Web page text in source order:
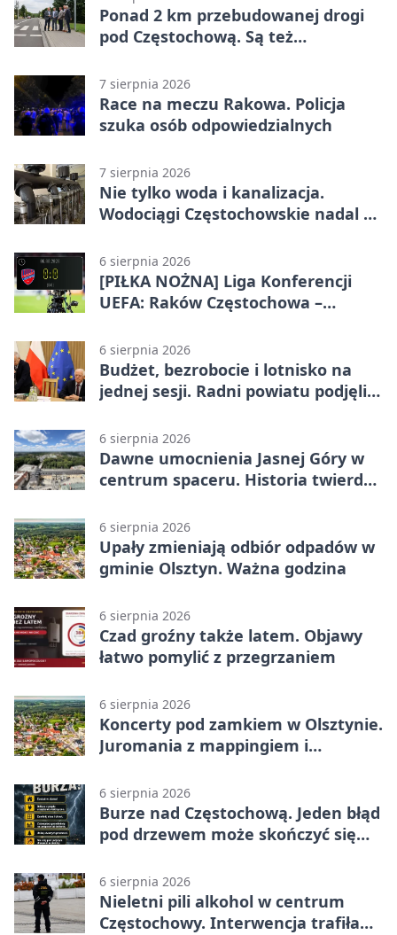
Ponad 2 km przebudowanej drogi
pod Częstochową. Są też
7 sierpnia 2026
Race na meczu Rakowa. Policja
szuka osób odpowiedzialnych
7 sierpnia 2026
Nie tylko woda i kanalizacja.
Wodociągi Częstochowskie nadal w
6 sierpnia 2026
[PIŁKA NOŻNA] Liga Konferencji
UEFA: Raków Częstochowa –
meczu III rundy eliminacji
6 sierpnia 2026
Budżet, bezrobocie i lotnisko na
jednej sesji. Radni powiatu podjęli
6 sierpnia 2026
Dawne umocnienia Jasnej Góry w
centrum spaceru. Historia twierdzy
6 sierpnia 2026
Upały zmieniają odbiór odpadów w
gminie Olsztyn. Ważna godzina
6 sierpnia 2026
Czad groźny także latem. Objawy
łatwo pomylić z przegrzaniem
6 sierpnia 2026
Koncerty pod zamkiem w Olsztynie.
Juromania z mappingiem i
6 sierpnia 2026
Burze nad Częstochową. Jeden błąd
pod drzewem może skończyć się
6 sierpnia 2026
Nieletni pili alkohol w centrum
Częstochowy. Interwencja trafiła